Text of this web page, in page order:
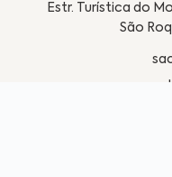
Estr. Turística do
São